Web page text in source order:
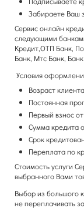
Забираете Ваш
Сервис онлайн
следующими
Кредит,ОТП Банк,
Банк, Мтс Банк,
Условия
Возраст
Постоянная
Первый взнос от
Сумма кредита
Срок
Переплата по
Стоимость услуги
выбранного Вами
Выбор из большого
не переплачивать